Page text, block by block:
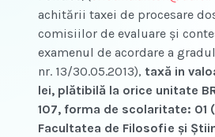
achitării taxei de procesare
comisiilor de evaluare şi
examenul de acordare a
nr. 13/30.05.2013), taxă in
lei, plătibilă la orice unitate
107, forma de scolaritate: 01
Facultatea de Filosofie şi